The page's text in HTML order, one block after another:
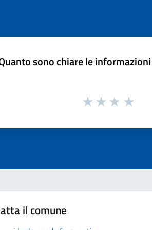
sono chiare le
il comune